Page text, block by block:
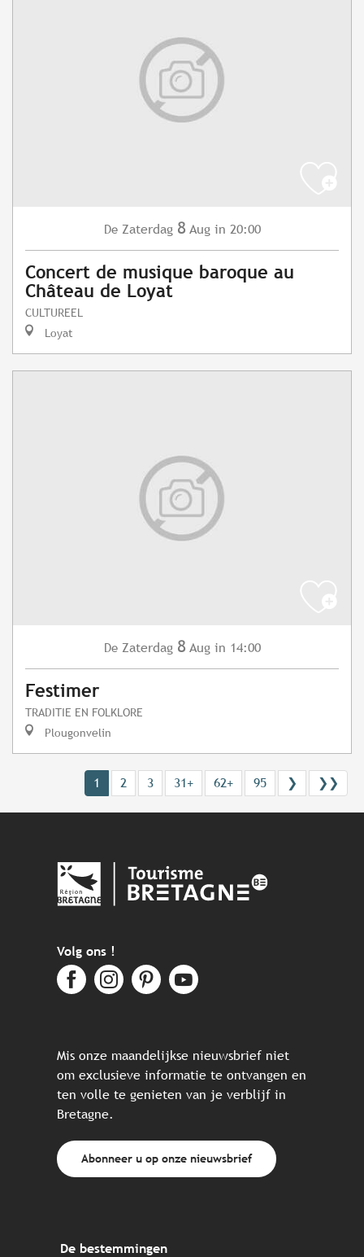
De Zaterdag 8 Aug in 20:00
Concert de musique baroque au
Château de Loyat
CULTUREEL
Loyat
De Zaterdag 8 Aug in 14:00
Festimer
TRADITIE EN FOLKLORE
Plougonvelin
1 2 3 31+ 62+ 95 ❯ ❯❯
Volg ons !
Mis onze maandelijkse nieuwsbrief niet
om exclusieve informatie te ontvangen en
ten volle te genieten van je verblijf in
Bretagne.
Abonneer u op onze nieuwsbrief
De bestemmingen